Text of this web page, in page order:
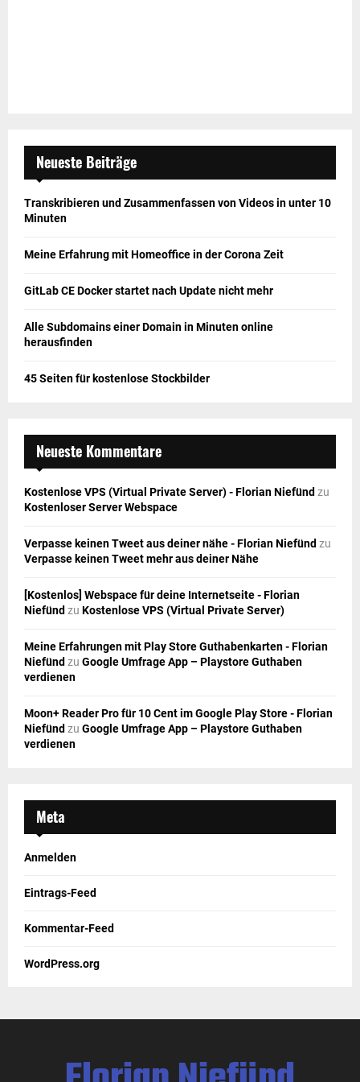
Neueste Beiträge
Transkribieren und Zusammenfassen von Videos in unter 10
Minuten
Meine Erfahrung mit Homeoffice in der Corona Zeit
GitLab CE Docker startet nach Update nicht mehr
Alle Subdomains einer Domain in Minuten online
herausfinden
45 Seiten für kostenlose Stockbilder
Neueste Kommentare
Kostenlose VPS (Virtual Private Server) - Florian Niefünd zu
Kostenloser Server Webspace
Verpasse keinen Tweet aus deiner nähe - Florian Niefünd zu
Verpasse keinen Tweet mehr aus deiner Nähe
[Kostenlos] Webspace für deine Internetseite - Florian
Niefünd zu Kostenlose VPS (Virtual Private Server)
Meine Erfahrungen mit Play Store Guthabenkarten - Florian
Niefünd zu Google Umfrage App – Playstore Guthaben
verdienen
Moon+ Reader Pro für 10 Cent im Google Play Store - Florian
Niefünd zu Google Umfrage App – Playstore Guthaben
verdienen
Meta
Anmelden
Eintrags-Feed
Kommentar-Feed
WordPress.org